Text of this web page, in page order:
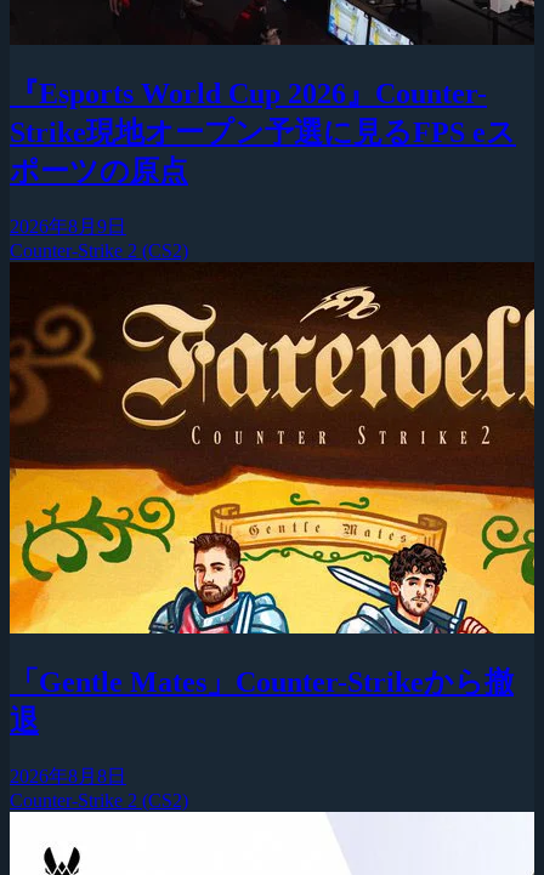
『Esports World Cup 2026』Counter-
Strike現地オープン予選に見るFPS eス
ポーツの原点
2026年8月9日
Counter-Strike 2 (CS2)
「Gentle Mates」Counter-Strikeから撤
退
2026年8月8日
Counter-Strike 2 (CS2)